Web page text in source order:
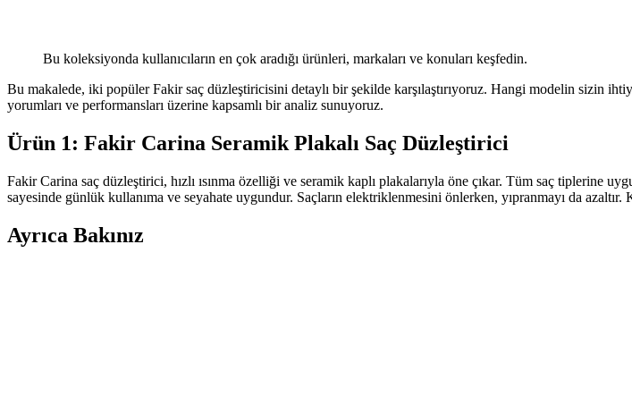
Bu koleksiyonda kullanıcıların en çok aradığı ürünleri, markaları ve konuları keşfedin.
Bu makalede, iki popüler Fakir saç düzleştiricisini detaylı bir şekilde karşılaştırıyoruz. Hangi modelin sizin
yorumları ve performansları üzerine kapsamlı bir analiz sunuyoruz.
Ürün 1: Fakir Carina Seramik Plakalı Saç Düzleştirici
Fakir Carina saç düzleştirici, hızlı ısınma özelliği ve seramik kaplı plakalarıyla öne çıkar. Tüm saç tiplerine
sayesinde günlük kullanıma ve seyahate uygundur. Saçların elektriklenmesini önlerken, yıpranmayı da azaltır.
Ayrıca Bakınız